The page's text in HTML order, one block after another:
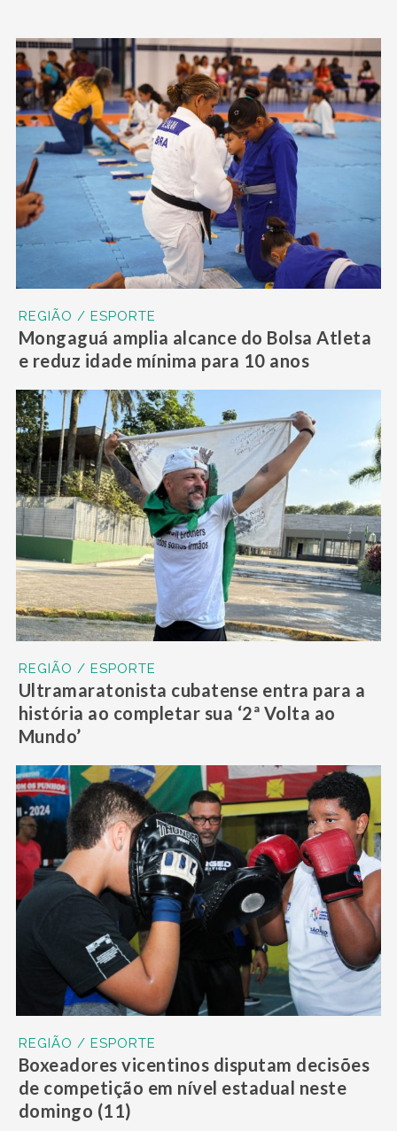
REGIÃO / ESPORTE
Mongaguá amplia alcance do Bolsa Atleta
e reduz idade mínima para 10 anos
REGIÃO / ESPORTE
Ultramaratonista cubatense entra para a
história ao completar sua ‘2ª Volta ao
Mundo’
REGIÃO / ESPORTE
Boxeadores vicentinos disputam decisões
de competição em nível estadual neste
domingo (11)